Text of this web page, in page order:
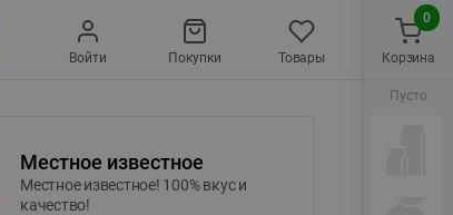
Войти Покупки Товары
Местное известное
Местное известное! 100% вкус и
качество!
Корзина
0
Пусто